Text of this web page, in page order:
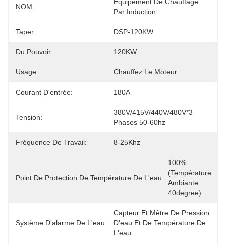
NOM:
Par Induction
Taper: DSP-120KW
Du Pouvoir: 120KW
Usage: Chauffez Le Moteur
Courant D'entrée: 180A
Tension:
380V/415V/440V/480V*3
Phases 50-60hz
Fréquence De Travail: 8-25Khz
Point De Protection De Température De L'eau:
100%
(température
Ambiante
40degree)
Système D'alarme De L'eau:
Capteur Et Mètre De Pression
D'eau Et De Température De
L'eau